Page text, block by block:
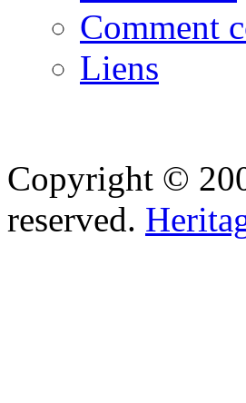
Comment
Liens
Copyright ©
reserved.